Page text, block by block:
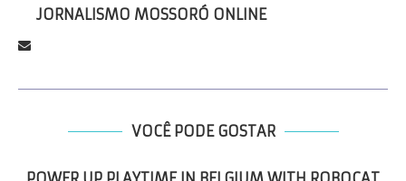
JORNALISMO MOSSORÓ ONLINE
VOCÊ PODE GOSTAR